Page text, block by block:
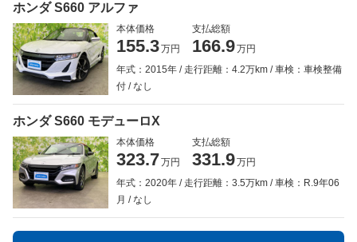
ホンダ S660 アルファ
本体価格
155.3万円
支払総額
166.9万円
年式：2015年
走行距離：4.2万km
車検：車検整備
付
なし
ホンダ S660 モデューロX
本体価格
323.7万円
支払総額
331.9万円
年式：2020年
走行距離：3.5万km
車検：R.9年06
月
なし